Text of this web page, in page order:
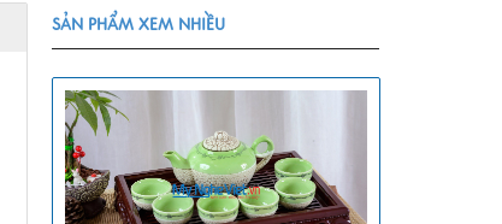
SẢN PHẨM XEM NHIỀU